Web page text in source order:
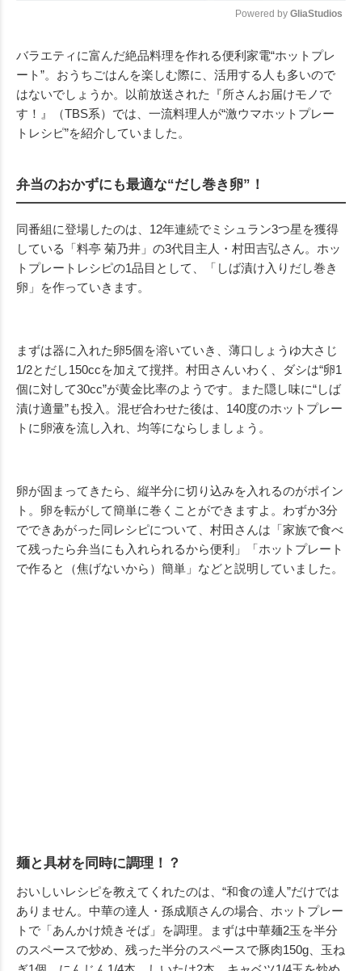
Powered by GliaStudios
バラエティに富んだ絶品料理を作れる便利家電“ホットプレ
ート”。おうちごはんを楽しむ際に、活用する人も多いので
はないでしょうか。以前放送された『所さんお届けモノで
す！』（TBS系）では、一流料理人が“激ウマホットプレー
トレシピ”を紹介していました。
弁当のおかずにも最適な“だし巻き卵”！
同番組に登場したのは、12年連続でミシュラン3つ星を獲得
している「料亭 菊乃井」の3代目主人・村田吉弘さん。ホッ
トプレートレシピの1品目として、「しば漬け入りだし巻き
卵」を作っていきます。
まずは器に入れた卵5個を溶いていき、薄口しょうゆ大さじ
1/2とだし150ccを加えて撹拌。村田さんいわく、ダシは“卵1
個に対して30cc”が黄金比率のようです。また隠し味に“しば
漬け適量”も投入。混ぜ合わせた後は、140度のホットプレー
トに卵液を流し入れ、均等にならしましょう。
卵が固まってきたら、縦半分に切り込みを入れるのがポイン
ト。卵を転がして簡単に巻くことができますよ。わずか3分
でできあがった同レシピについて、村田さんは「家族で食べ
て残ったら弁当にも入れられるから便利」「ホットプレート
で作ると（焦げないから）簡単」などと説明していました。
麺と具材を同時に調理！？
おいしいレシピを教えてくれたのは、“和食の達人”だけでは
ありません。中華の達人・孫成順さんの場合、ホットプレー
トで「あんかけ焼きそば」を調理。まずは中華麺2玉を半分
のスペースで炒め、残った半分のスペースで豚肉150g、玉ね